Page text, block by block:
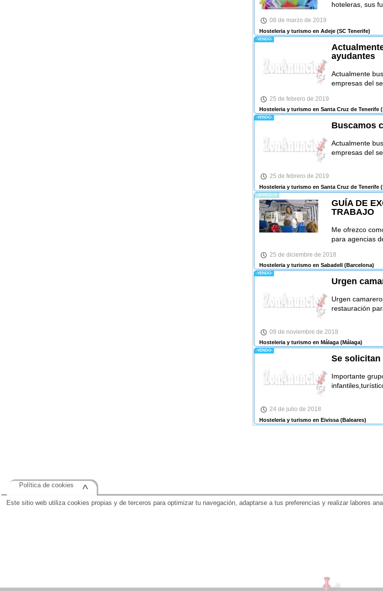
hoteleras, sus
08 de marzo de 2019
Hosteleria y turismo en Adeje(SC Tenerife)
-VENDO-
ayudantes
Actualmente
empresas del
25 de febrero de 2019
Hosteleria y turismo en Santa Cruz de Tenerife
-VENDO-
Buscamos
Actualmente
empresas del
25 de febrero de 2019
Hosteleria y turismo en Santa Cruz de Tenerife
-OFREZCO-
GUÍA DE
TRABAJO
Me ofrezco
para agencias
25 de diciembre de 2018
Hosteleria y turismo en Sabadell(Barcelona)
-VENDO-
Urgen
Urgen
restauración
09 de noviembre de 2018
Hosteleria y turismo en Málaga(Málaga)
-VENDO-
Se
Importante
24 de julio de 2018
Hosteleria y turismo en Eivissa(Baleares)
Este sitio web utiliza cookies propias y de terceros para optimizar tu navegación, adaptarse a tus preferencias y realizar labores
Política de cookies ^